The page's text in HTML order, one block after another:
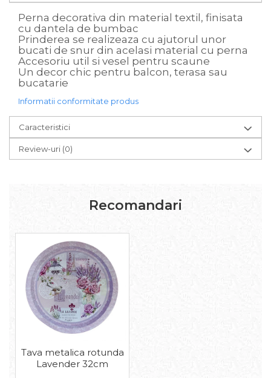
Perna decorativa din material textil, finisata
cu dantela de bumbac
Prinderea se realizeaza cu ajutorul unor
bucati de snur din acelasi material cu perna
Accesoriu util si vesel pentru scaune
Un decor chic pentru balcon, terasa sau
bucatarie
Informatii conformitate produs
Caracteristici
Review-uri (0)
Recomandari
Tava metalica rotunda
Lavender 32cm